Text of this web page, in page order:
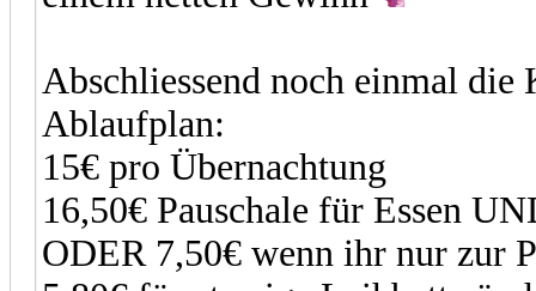
Abschliessend noch einmal die
Ablaufplan:
15€ pro Übernachtung
16,50€ Pauschale für Essen
ODER 7,50€ wenn ihr nur zur